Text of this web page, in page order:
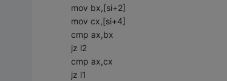
mov bx,[si+2]
mov cx,[si+4]
cmp ax,bx
jz l2
cmp ax,cx
jz l1